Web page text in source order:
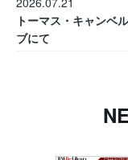
トーマス・キャンベ
ブにて